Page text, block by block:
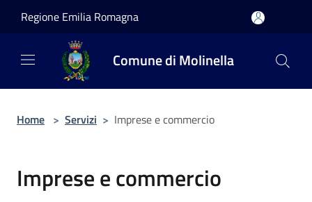
Regione Emilia Romagna
Comune di Molinella
Home > Servizi > Imprese e commercio
Imprese e commercio